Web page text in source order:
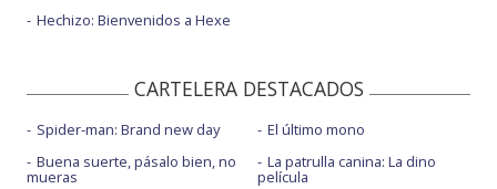
Hechizo: Bienvenidos a Hexe
CARTELERA DESTACADOS
Spider-man: Brand new day
Buena suerte, pásalo bien, no
mueras
El último mono
La patrulla canina: La dino
película